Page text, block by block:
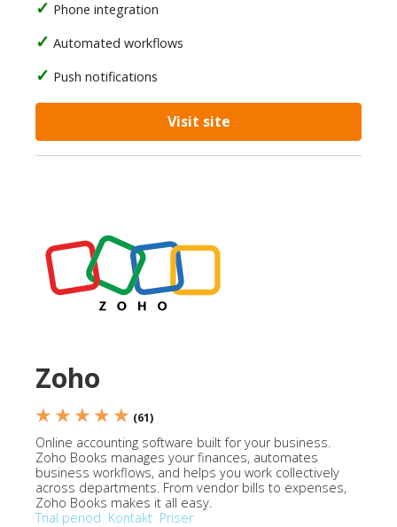
Phone integration
Automated workflows
Push notifications
Visit site
Zoho
★ ★ ★ ★ ★ (61)
Online accounting software built for your business.
Zoho Books manages your finances, automates
business workflows, and helps you work collectively
across departments. From vendor bills to expenses,
Zoho Books makes it all easy.
Trial period Kontakt Priser